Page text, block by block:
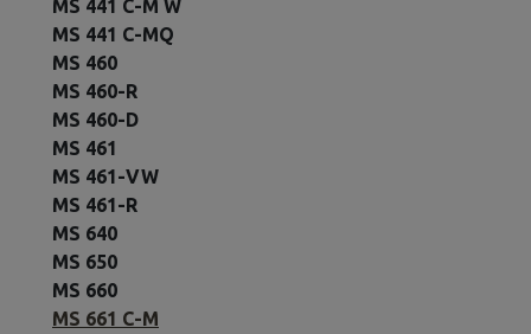
MS 441 C-M W
MS 441 C-MQ
MS 460
MS 460-R
MS 460-D
MS 461
MS 461-VW
MS 461-R
MS 640
MS 650
MS 660
MS 661 C-M